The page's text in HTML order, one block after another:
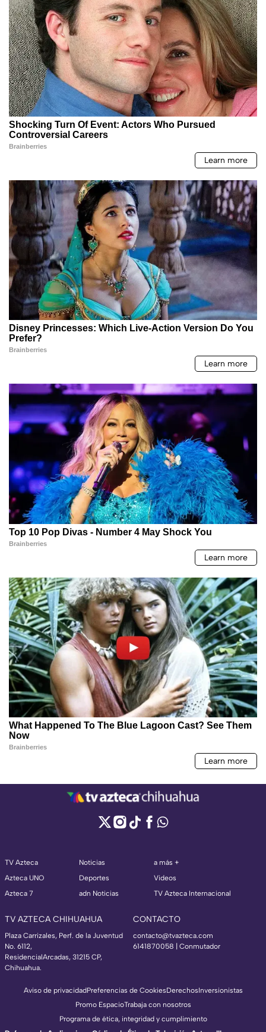
TV Azteca
Azteca UNO
Azteca 7
Noticias
Deportes
adn Noticias
a más +
Videos
TV Azteca Internacional
TV AZTECA CHIHUAHUA
Plaza Carrizales, Perf. de la Juventud
No. 6112,
ResidencialArcadas, 31215 CP,
Chihuahua.
CONTACTO
contacto@tvazteca.com
6141870058 | Conmutador
Aviso de privacidadPreferencias de CookiesDerechosInversionistas
Promo EspacioTrabaja con nosotros
Programa de ética, integridad y cumplimiento